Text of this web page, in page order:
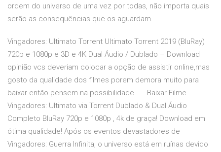
ordem do universo de uma vez por todas, não importa quais
serão as consequências que os aguardam.
Vingadores: Ultimato Torrent Ultimato Torrent 2019 (BluRay)
720p e 1080p e 3D e 4K Dual Áudio / Dublado – Download
opinião vcs deveriam colocar a opção de assistir online,mas
gosto da qualidade dos filmes porem demora muito para
baixar então pensem na possibilidade . … Baixar Filme
Vingadores: Ultimato via Torrent Dublado & Dual Áudio
Completo BluRay 720p e 1080p , 4k de graça! Download em
ótima qualidade! Após os eventos devastadores de
Vingadores: Guerra Infinita, o universo está em ruínas devido